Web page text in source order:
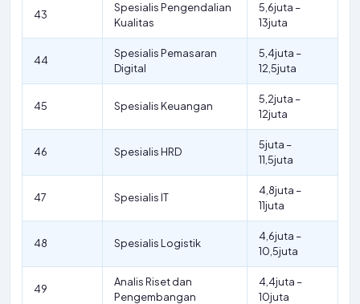
43
Spesialis Pengendalian
Kualitas
5,6juta –
13juta
44
Spesialis Pemasaran
Digital
5,4juta –
12,5juta
45 Spesialis Keuangan
5,2juta –
12juta
46 Spesialis HRD
5juta –
11,5juta
47 Spesialis IT
4,8juta –
11juta
48 Spesialis Logistik
4,6juta –
10,5juta
49
Analis Riset dan
Pengembangan
4,4juta –
10juta